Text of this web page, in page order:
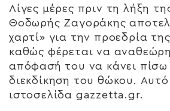
Λίγες μέρες πριν τη λήξη
Θοδωρής Ζαγοράκης
χαρτί» για την προεδρία
καθώς φέρεται να
απόφασή του να κάνει πίσω
διεκδίκηση του θώκου.
ιστοσελίδα gazzetta.gr.